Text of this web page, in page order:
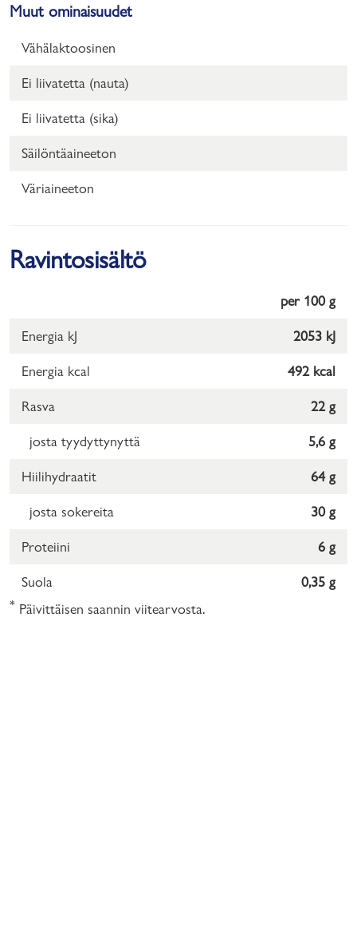
Muut ominaisuudet
Vähälaktoosinen
Ei liivatetta (nauta)
Ei liivatetta (sika)
Säilöntäaineeton
Väriaineeton
Ravintosisältö
per 100 g
Energia kJ 2053 kJ
Energia kcal 492 kcal
Rasva 22 g
josta tyydyttynyttä 5,6 g
Hiilihydraatit 64 g
josta sokereita 30 g
Proteiini 6 g
Suola 0,35 g
* Päivittäisen saannin viitearvosta.